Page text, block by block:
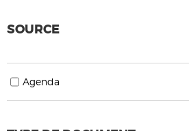
SOURCE
Agenda